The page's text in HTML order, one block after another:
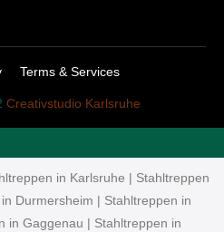
Creativstudio Karlsruhe
Terms & Services
in Karlsruhe | Stahltreppen
Durmersheim | Stahltreppen in
in Gaggenau | Stahltreppen in